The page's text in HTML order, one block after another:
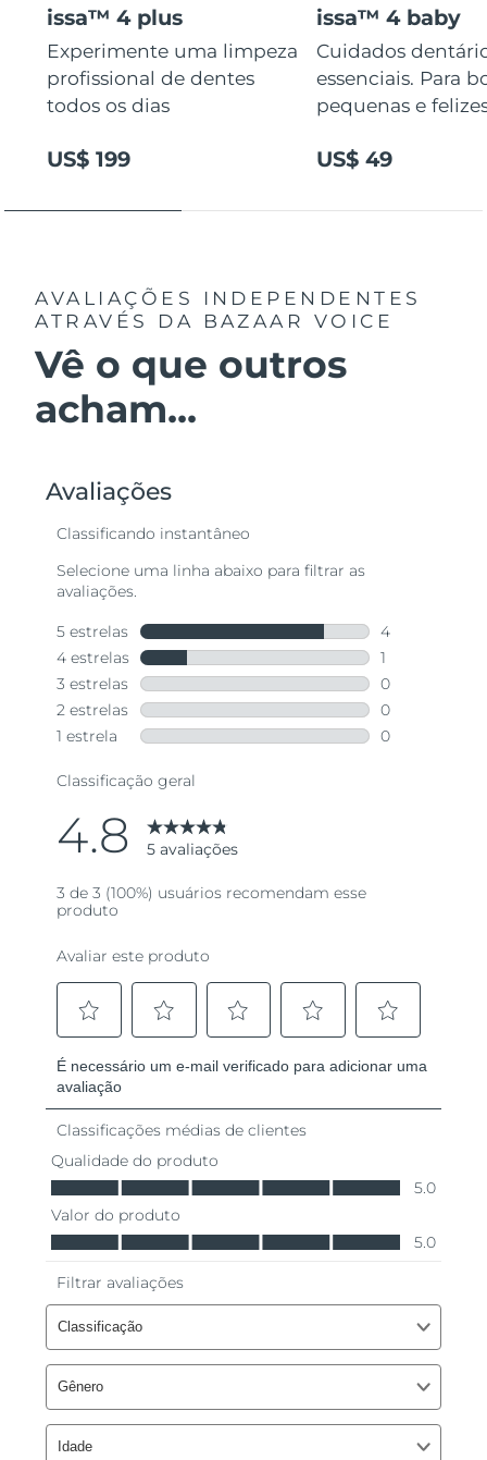
issa™ 4 plus
Experimente uma limpeza
profissional de dentes
todos os dias
US$ 199
issa™ 4 baby
Cuidados
essenciais. Para
pequenas e
US$ 49
AVALIAÇÕES INDEPENDENTES
ATRAVÉS DA BAZAAR VOICE
Vê o que outros
acham...